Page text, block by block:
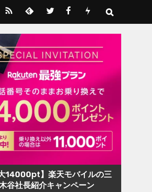
大14000pt】楽天モバイルの三
谷社長紹介キャンペーン